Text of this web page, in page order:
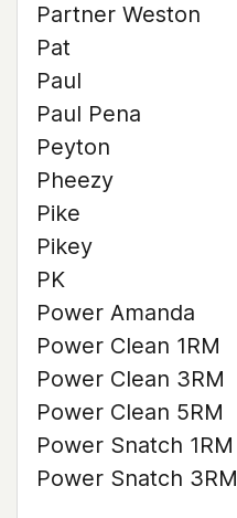
Partner Weston
Pat
Paul
Paul Pena
Peyton
Pheezy
Pike
Pikey
PK
Power Amanda
Power Clean 1RM
Power Clean 3RM
Power Clean 5RM
Power Snatch 1RM
Power Snatch 3RM